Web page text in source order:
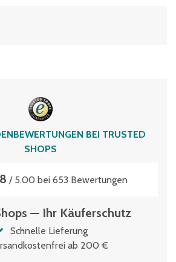
BEI TRUSTED
SHOPS
/ 5.00 bei 653 Bewertungen
— Ihr Käuferschutz
Schnelle Lieferung
ab 200 €